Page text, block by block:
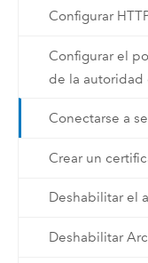
Configurar
Configurar el
de la
Conectarse a
Crear un
Deshabilitar el
Deshabilitar